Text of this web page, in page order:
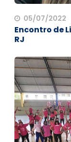
05/07/2022
Encontro de
RJ